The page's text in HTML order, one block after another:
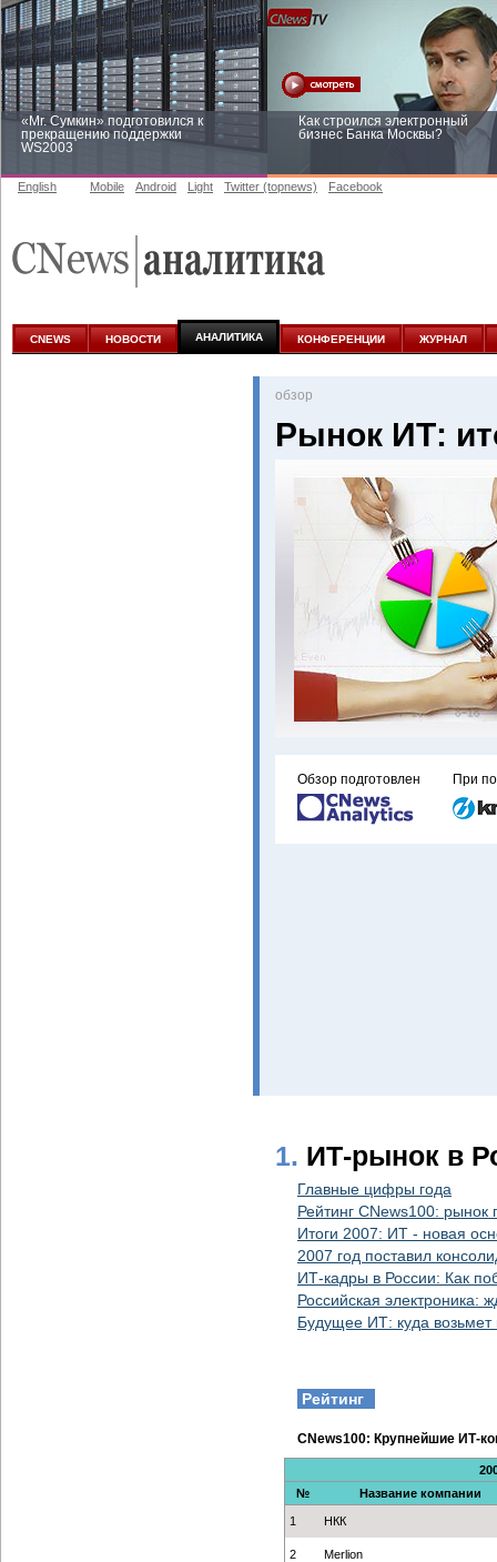
«Mr. Сумкин» подготовился к
прекращению поддержки
WS2003
Как строился электронный
бизнес Банка Москвы?
аналитике
English Mobile Android Light Twitter (topnews) Facebook
CNEWS НОВОСТИ АНАЛИТИКА КОНФЕРЕНЦИИ ЖУРНАЛ
oбзор
Рынок ИТ:
Обзор подготовлен При
1. ИТ-рынок в
Главные цифры года
Рейтинг CNews100: рынок
Итоги 2007: ИТ - новая
2007 год поставил
ИТ-кадры в России: Как
Российская электроника:
Будущее ИТ: куда возьмет
Рейтинг
CNews100: Крупнейшие ИТ-
№
Название компании
1 НКК
2 Merlion